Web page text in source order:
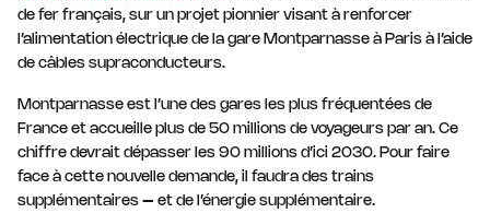
de fer français, sur un projet pionnier visant à renforcer
l’alimentation électrique de la gare Montparnasse à Paris à l’aide
de câbles supraconducteurs.
Montparnasse est l’une des gares les plus fréquentées de
France et accueille plus de 50 millions de voyageurs par an. Ce
chiffre devrait dépasser les 90 millions d’ici 2030. Pour faire
face à cette nouvelle demande, il faudra des trains
supplémentaires – et de l’énergie supplémentaire.